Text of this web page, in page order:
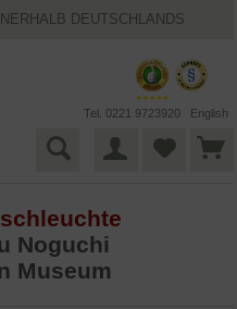
DEUTSCHLANDS
Tel. 0221 9723920 English
Noguchi
Museum